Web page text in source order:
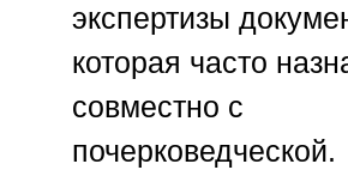
экспертизы
которая часто
совместно с
почерковедческой.